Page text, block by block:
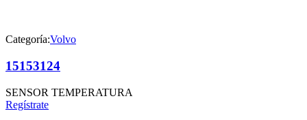
Categoría:Volvo
15153124
SENSOR TEMPERATURA
Regístrate